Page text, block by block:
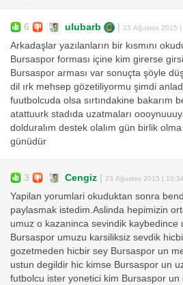
6 ulubarb 23 Ağustos 2015 |
Arkadaşlar yazılanların bir kısmını
Bursaspor forması içine kim girerse
Bursaspor arması var sonuçta şöyle
dil ırk mehsep gözetiliyormu şimdi
fuutbolcuda olsa sırtındakine bakarım
atattuurk stadıda uzatmaları
dolduralım destek olalım gün birlik
günüdür
3 Cengiz 23 Ağustos 2015 | 10:34
Yapilan yorumlari okuduktan sonra
paylasmak istedim.Aslinda hepimizin
umuz o kazaninca sevindik kaybedince
Bursaspor umuzu karsiliksiz sevdik
gozetmeden hicbir sey Bursaspor un
ustun degildir hic kimse Bursaspor un
futbolcu ister yonetici kim Bursaspor